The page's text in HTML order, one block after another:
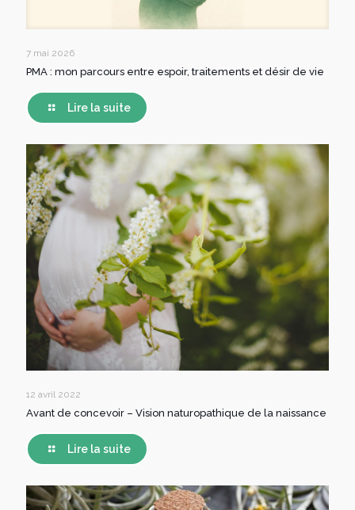
7 mai 2026
PMA : mon parcours entre espoir, traitements et désir de vie
Lire la suite
12 avril 2022
Avant de concevoir – Vision naturopathique de la naissance
Lire la suite